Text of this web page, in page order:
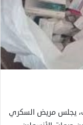
يجلس مريض السكري